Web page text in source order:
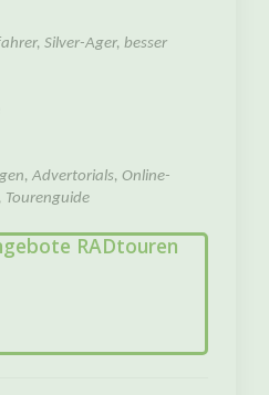
Silver-Ager, besser
Advertorials, Online-
Tourenguide
RADtouren